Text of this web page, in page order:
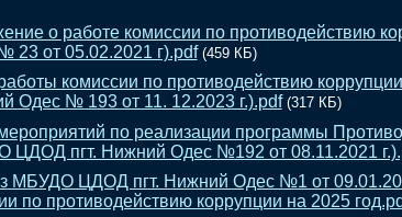
о работе комиссии по противодействию
23 от 05.02.2021 г).pdf (459 КБ)
комиссии по противодействию
Одес № 193 от 11. 12.2023 г.).pdf (317 КБ)
по реализации программы
ЦДОД пгт. Нижний Одес №192 от 08.11.2021
МБУДО ЦДОД пгт. Нижний Одес №1 от
по противодействию коррупции на 2025